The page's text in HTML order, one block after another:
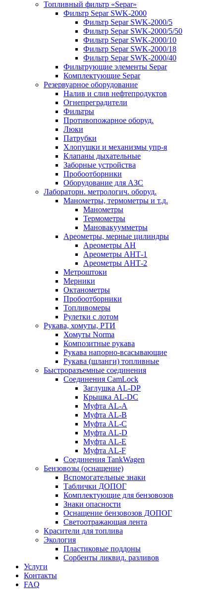
Топливный фильтр «Separ»
Фильтр Separ SWK-2000
Фильтр Separ SWK-2000/5
Фильтр Separ SWK-2000/5/50
Фильтр Separ SWK-2000/10
Фильтр Separ SWK-2000/18
Фильтр Separ SWK-2000/40
Фильтрующие элементы Separ
Комплектующие Separ
Резервуарное оборудование
Налив и слив нефтепродуктов
Огнепреградители
Фильтры
Противопожарное оборуд.
Люки
Патрубки
Хлопушки и механизмы упр-я
Клапаны дыхательные
Заборные устройства
Пробоотборники
Оборудование для АЗС
Лабораторн. метрологич. оборуд.
Манометры, термометры и т.д.
Манометры
Термометры
Мановакуумметры
Ареометры, мерные цилиндры
Ареометры АН
Ареометры АНТ-1
Ареометры АНТ-2
Метроштоки
Мерники
Октанометры
Пробоотборники
Топливомеры
Рулетки с лотом
Рукава, хомуты, РТИ
Хомуты Norma
Композитные рукава
Рукава напорно-всасывающие
Рукава (шланги) топливные
Быстроразъемные соединения
Соединения CamLock
Заглушка AL-DP
Крышка AL-DC
Муфта AL-A
Муфта AL-B
Муфта AL-C
Муфта AL-D
Муфта AL-E
Муфта AL-F
Соединения TankWagen
Бензовозы (оснащение)
Вспомогательные знаки
Таблички ДОПОГ
Комплектующие для бензовозов
Знаки опасности
Оснащение бензовозов ДОПОГ
Светоотражающая лента
Красители для топлива
Экология
Пластиковые поддоны
Сорбенты ликвид. разливов
Услуги
Контакты
FAQ